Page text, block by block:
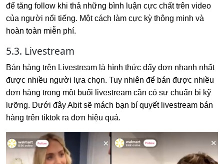
để tăng follow khi thả những bình luận cực chất trên video
của người nổi tiếng. Một cách làm cực kỳ thông minh và
hoàn toàn miễn phí.
5.3. Livestream
Bán hàng trên Livestream là hình thức đẩy đơn nhanh nhất
được nhiều người lựa chọn. Tuy nhiên để bán được nhiều
đơn hàng trong một buổi livestream cần có sự chuẩn bị kỹ
lưỡng. Dưới đây Abit sẽ mách bạn bí quyết livestream bán
hàng trên tiktok ra đơn hiệu quả.